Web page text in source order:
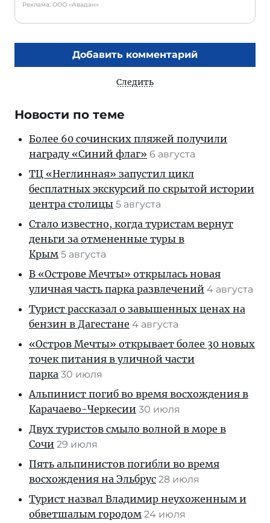
Реклама: ООО «Авадан»
Добавить комментарий
Следить
Новости по теме
Более 60 сочинских пляжей получили
награду «Синий флаг» 6 августа
ТЦ «Неглинная» запустил цикл
бесплатных экскурсий по скрытой истории
центра столицы 5 августа
Стало известно, когда туристам вернут
деньги за отмененные туры в
Крым 5 августа
В «Острове Мечты» открылась новая
уличная часть парка развлечений 4 августа
Турист рассказал о завышенных ценах на
бензин в Дагестане 4 августа
«Остров Мечты» открывает более 30 новых
точек питания в уличной части
парка 30 июля
Альпинист погиб во время восхождения в
Карачаево-Черкесии 30 июля
Двух туристов смыло волной в море в
Сочи 29 июля
Пять альпинистов погибли во время
восхождения на Эльбрус 28 июля
Турист назвал Владимир неухоженным и
обветшалым городом 24 июля